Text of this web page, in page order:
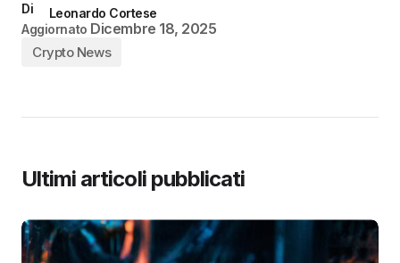
Di
Leonardo Cortese
Aggiornato Dicembre 18, 2025
Crypto News
Ultimi articoli pubblicati